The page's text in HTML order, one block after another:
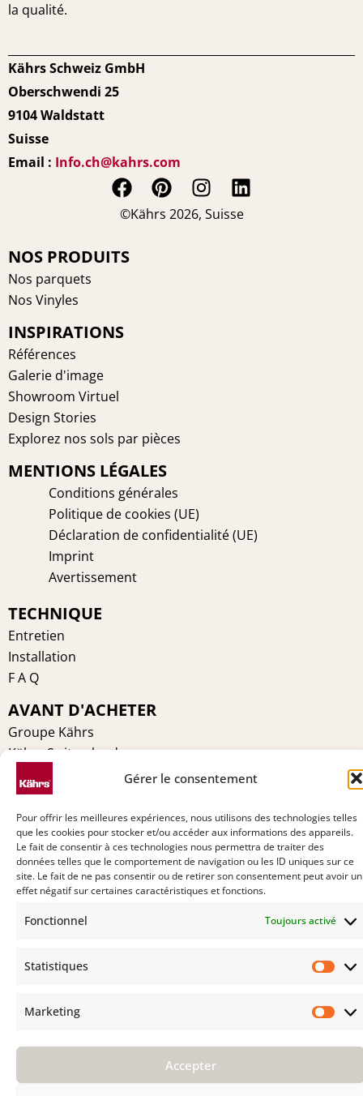
Gérer le consentement
Pour offrir les meilleures expériences, nous utilisons des technologies telles
que les cookies pour stocker et/ou accéder aux informations des appareils.
Le fait de consentir à ces technologies nous permettra de traiter des
données telles que le comportement de navigation ou les ID uniques sur ce
site. Le fait de ne pas consentir ou de retirer son consentement peut avoir un
effet négatif sur certaines caractéristiques et fonctions.
Fonctionnel Toujours activé
Statistiques
Marketing
Accepter
la qualité.
Kährs Schweiz GmbH
Oberschwendi 25
9104 Waldstatt
Suisse
Email : Info.ch@kahrs.com
F
a
e
k
P
i
I
n
L
i
©Kährs 2026, Suisse
NOS PRODUITS
Nos parquets
Nos Vinyles
INSPIRATIONS
Références
Galerie d'image
Showroom Virtuel
Design Stories
Explorez nos sols par pièces
MENTIONS LÉGALES
Conditions générales
Politique de cookies (UE)
Déclaration de confidentialité (UE)
Imprint
Avertissement
TECHNIQUE
Entretien
Installation
F A Q
AVANT D'ACHETER
Groupe Kährs
Kährs Switzerland
Certifications
Pourquoi Kährs
Contact